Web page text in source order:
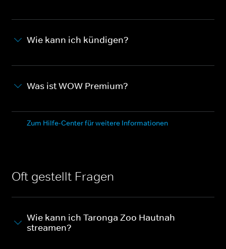
Wie kann ich kündigen?
Was ist WOW Premium?
Zum Hilfe-Center für weitere Informationen
Oft gestellt Fragen
Wie kann ich Taronga Zoo Hautnah
streamen?